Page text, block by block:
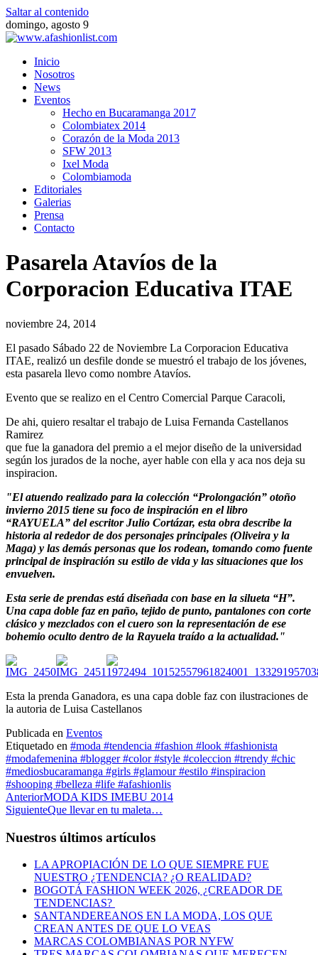
Saltar al contenido
domingo, agosto 9
Inicio
Nosotros
News
Eventos
Hecho en Bucaramanga 2017
Colombiatex 2014
Corazón de la Moda 2013
SFW 2013
Ixel Moda
Colombiamoda
Editoriales
Galerias
Prensa
Contacto
Pasarela Atavíos de la
Corporacion Educativa ITAE
noviembre 24, 2014
El pasado Sábado 22 de Noviembre La Corporacion Educativa
ITAE, realizó un desfile donde se muestró el trabajo de los jóvenes,
esta pasarela llevo como nombre Atavíos.
Evento que se realizo en el Centro Comercial Parque Caracoli,
De ahi, quiero resaltar el trabajo de Luisa Fernanda Castellanos
Ramirez
que fue la ganadora del premio a el mejor diseño de la universidad
según los jurados de la noche, ayer hable con ella y aca nos deja su
inspiracion.
"El atuendo realizado para la colección “Prolongación” otoño
invierno 2015 tiene su foco de inspiración en el libro
“RAYUELA” del escritor Julio Cortázar, esta obra describe la
historia al rededor de dos personajes principales (Oliveira y la
Maga) y las demás personas que los rodean, tomando como fuente
principal de inspiración su estilo de vida y las situaciones que los
envuelven.
Esta serie de prendas está diseñada con base en la silueta “H”.
Una capa doble faz en paño, tejido de punto, pantalones con corte
clásico y mezclados con el cuero son la representación de ese
bohemio oculto dentro de la Rayuela traído a la actualidad."
Esta la prenda Ganadora, es una capa doble faz con ilustraciones de
la autoria de Luisa Castellanos
Publicada en Eventos
Etiquetado en #moda #tendencia #fashion #look #fashionista
#modafemenina #blogger #color #style #coleccion #trendy #chic
#mediosbucaramanga #girls #glamour #estilo #inspiracion
#shooping #belleza #life #afashionlis
AnteriorMODA KIDS IMEBU 2014
SiguienteQue llevar en tu maleta…
Nuestros últimos artículos
LA APROPIACIÓN DE LO QUE SIEMPRE FUE
NUESTRO ¿TENDENCIA? ¿O REALIDAD?
BOGOTÁ FASHION WEEK 2026, ¿CREADOR DE
TENDENCIAS?
SANTANDEREANOS EN LA MODA, LOS QUE
CREAN ANTES DE QUE LO VEAS
MARCAS COLOMBIANAS POR NYFW